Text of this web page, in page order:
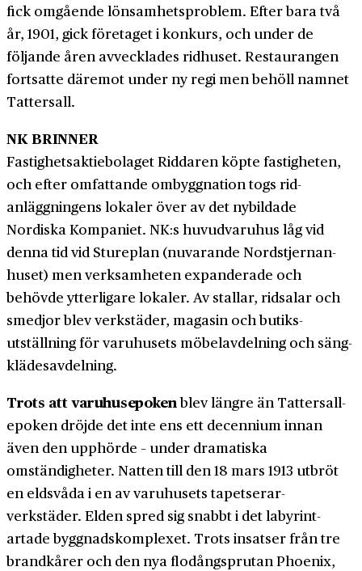
fick omgående lönsamhets­problem. Efter bara två
år, 1901, gick företaget i konkurs, och under de
följande åren avvecklades ridhuset. Restaurangen
fortsatte däremot under ny regi men behöll namnet
Tattersall.
NK BRINNER
Fastighetsaktiebolaget Riddaren köpte fastigheten,
och efter omfattande ombyggnation togs rid­
anläggningens lokaler över av det ny­bildade
Nordiska Kompaniet. NK:s huvud­varuhus låg vid
denna tid vid Stureplan (nuvarande Nordstjernan­
huset) men verksamheten expanderade och
behövde ytterligare lokaler. Av stallar, ridsalar och
smedjor blev verkstäder, magasin och butiks­
utställning för varu­husets möbel­avdelning och säng­
klädes­avdelning.
Trots att varuhusepokenblev längre än Tattersall­
epoken dröjde det inte ens ett decennium innan
även den upphörde – under dramatiska
omständigheter. Natten till den 18 mars 1913 utbröt
en eldsvåda i en av varuhusets tapetserar­­
verkstäder. Elden spred sig snabbt i det labyrint­
artade byggnads­­komplexet. Trots insatser från tre
brand­kårer och den nya flodång­sprutan Phoenix,